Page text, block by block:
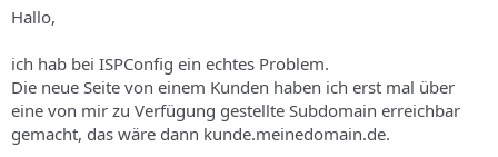
s
h
e
m
s
t
u
m
Hallo,
ich hab bei ISPConfig ein echtes Problem.
Die neue Seite von einem Kunden haben ich erst mal über
eine von mir zu Verfügung gestellte Subdomain erreichbar
gemacht, das wäre dann kunde.meinedomain.de.